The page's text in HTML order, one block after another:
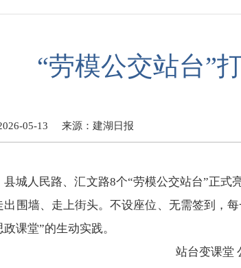
“劳模公交站台”
05-13 来源： 建湖日报
县城人民路、汇文路8个“劳模公交站台”正式
出围墙、走上街头。不设座位、无需签到，
课堂”的生动实践。
站台变课堂